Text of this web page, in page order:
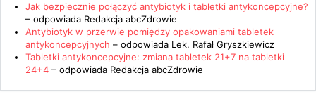
Jak bezpiecznie połączyć antybiotyk i tabletki antykoncepcyjne?
– odpowiada Redakcja abcZdrowie
Antybiotyk w przerwie pomiędzy opakowaniami tabletek
antykoncepcyjnych – odpowiada Lek. Rafał Gryszkiewicz
Tabletki antykoncepcyjne: zmiana tabletek 21+7 na tabletki
24+4 – odpowiada Redakcja abcZdrowie